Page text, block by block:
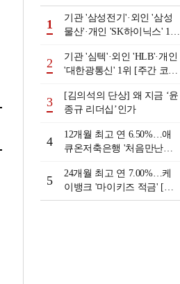
1
기관 '삼성전기'·외인 '삼성
물산'·개인 'SK하이닉스' 1위
년 8월3일~8월7일]
2
기관 '심텍'·외인 'HLB'·개인
'대한광통신' 1위 [주간 코스
월7일]
3
[김의석의 단상] 왜 지금 ‘윤
종규 리더십’인가
4
12개월 최고 연 6.50%…애
큐온저축은행 '처음만난적
리-8월 2주]
5
24개월 최고 연 7.00%…케
이뱅크 '마이키즈 적금' [이
주의 은행 적금금리-8월 2